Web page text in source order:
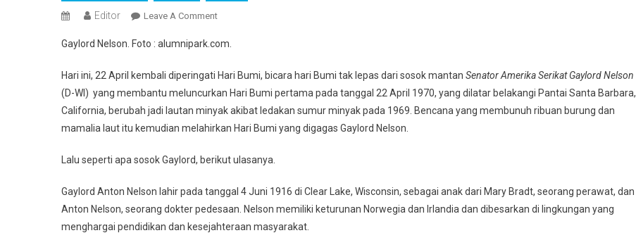
Editor Leave A CommentOn
Gaylord
Pencetus
Hari
Bumi
Gaylord Nelson. Foto : alumnipark.com.
Hari ini, 22 April kembali diperingati Hari Bumi, bicara hari Bumi tak lepas dari sosok mantan Senator Amerika Serikat Gaylord Nelson
(D-WI) yang membantu meluncurkan Hari Bumi pertama pada tanggal 22 April 1970, yang dilatar belakangi Pantai Santa Barbara,
California, berubah jadi lautan minyak akibat ledakan sumur minyak pada 1969. Bencana yang membunuh ribuan burung dan
mamalia laut itu kemudian melahirkan Hari Bumi yang digagas Gaylord Nelson.
Lalu seperti apa sosok Gaylord, berikut ulasanya.
Gaylord Anton Nelson lahir pada tanggal 4 Juni 1916 di Clear Lake, Wisconsin, sebagai anak dari Mary Bradt, seorang perawat, dan
Anton Nelson, seorang dokter pedesaan. Nelson memiliki keturunan Norwegia dan Irlandia dan dibesarkan di lingkungan yang
menghargai pendidikan dan kesejahteraan masyarakat.